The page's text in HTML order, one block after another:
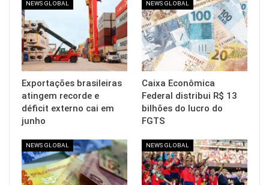
NEWS GLOBAL
Exportações brasileiras
atingem recorde e
déficit externo cai em
junho
NEWS GLOBAL
Caixa Econômica
Federal distribui R$ 13
bilhões do lucro do
FGTS
NEWS GLOBAL NEWS GLOBAL